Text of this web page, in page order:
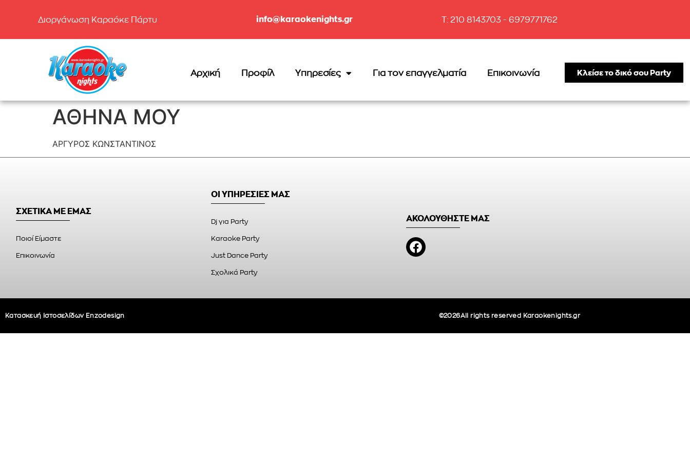
Διοργάνωση Καραόκε Πάρτυ info@karaokenights.gr T: 210 8143703 - 6979771762
Αρχική Προφίλ Υπηρεσίες Για τον επαγγελματία Επικοινωνία Κλείσε το δικό σου Party
ΑΘΗΝΑ ΜΟΥ
ΑΡΓΥΡΟΣ ΚΩΝΣΤΑΝΤΙΝΟΣ
ΣΧΕΤΙΚΑ ΜΕ ΕΜΑΣ
Ποιοί Είμαστε
Επικοινωνία
ΟΙ ΥΠΗΡΕΣΙΕΣ ΜΑΣ
Dj για Party
Karaoke Party
Just Dance Party
Σχολικά Party
ΑΚΟΛΟΥΘΗΣΤΕ ΜΑΣ
Κατασκευή Ιστοσελίδων Enzodesign ©2026All rights reserved Karaokenights.gr